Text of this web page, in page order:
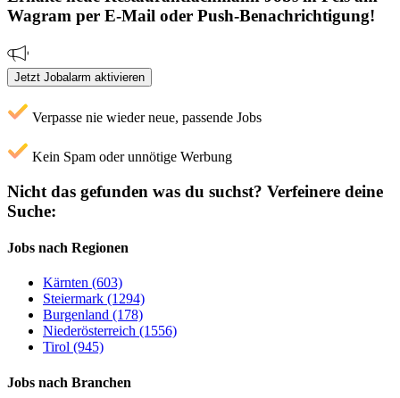
Wagram per E-Mail oder Push-Benachrichtigung!
Jetzt Jobalarm aktivieren
Verpasse nie wieder neue, passende Jobs
Kein Spam oder unnötige Werbung
Nicht das gefunden was du suchst? Verfeinere deine
Suche:
Jobs nach Regionen
Kärnten (603)
Steiermark (1294)
Burgenland (178)
Niederösterreich (1556)
Tirol (945)
Jobs nach Branchen